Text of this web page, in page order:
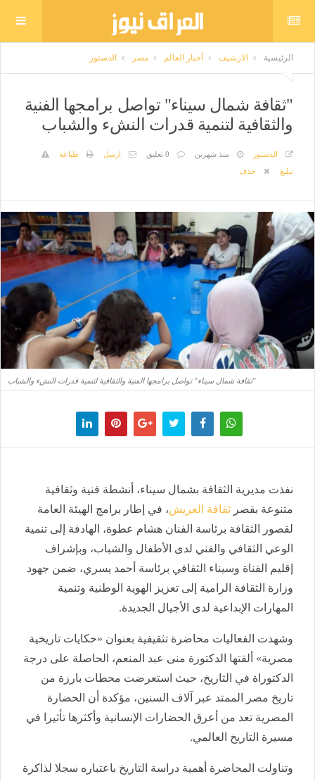
الرئيسية الارشيف أخبار العالم مصر الدستور
"ثقافة شمال سيناء" تواصل برامجها الفنية
والثقافية لتنمية قدرات النشء والشباب
الدستور منذ شهرين 0 تعليق ارسل
طباعة
تبليغ
حذف
"ثقافة شمال سيناء" تواصل برامجها الفنية والثقافية لتنمية قدرات النشء والشباب
نفذت مديرية الثقافة بشمال سيناء، أنشطة فنية وثقافية
متنوعة بقصر ثقافة العريش، في إطار برامج الهيئة العامة
لقصور الثقافة برئاسة الفنان هشام عطوة، الهادفة إلى تنمية
الوعي الثقافي والفني لدى الأطفال والشباب، وبإشراف
إقليم القناة وسيناء الثقافي برئاسة أحمد يسري، ضمن جهود
وزارة الثقافة الرامية إلى تعزيز الهوية الوطنية وتنمية
المهارات الإبداعية لدى الأجيال الجديدة.
وشهدت الفعاليات محاضرة تثقيفية بعنوان «حكايات تاريخية
مصرية» ألقتها الدكتورة منى عبد المنعم، الحاصلة على درجة
الدكتوراة في التاريخ، حيث استعرضت محطات بارزة من
تاريخ مصر الممتد عبر آلاف السنين، مؤكدة أن الحضارة
المصرية تعد من أعرق الحضارات الإنسانية وأكثرها تأثيرا في
مسيرة التاريخ العالمي.
وتناولت المحاضرة أهمية دراسة التاريخ باعتباره سجلا لذاكرة